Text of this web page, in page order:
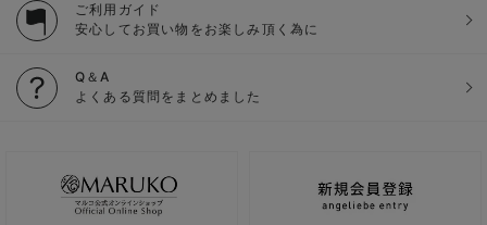
ご利用ガイド
安心してお買い物をお楽しみ頂く為に
Q＆A
よくある質問をまとめました